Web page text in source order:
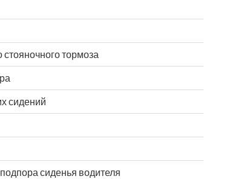
тормоза
сидений
сиденья водителя